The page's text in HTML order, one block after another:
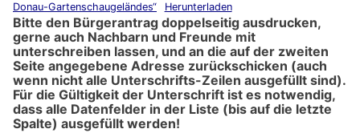
Donau-Gartenschaugeländes“
Herunterladen
Bitte den Bürgerantrag doppelseitig ausdrucken,
gerne auch Nachbarn und Freunde mit
unterschreiben lassen, und an die auf der zweiten
Seite angegebene Adresse zurückschicken (auch
wenn nicht alle Unterschrifts-Zeilen ausgefüllt sind).
Für die Gültigkeit der Unterschrift ist es notwendig,
dass alle Datenfelder in der Liste (bis auf die letzte
Spalte) ausgefüllt werden!